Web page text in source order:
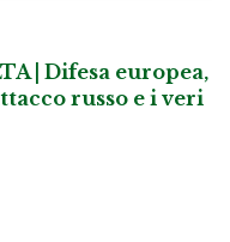
| Difesa europea,
russo e i veri